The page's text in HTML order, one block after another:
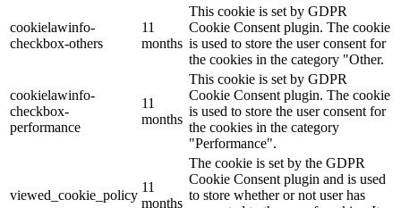
cookielawinfo-
checkbox-others
11
months
This cookie is set by GDPR
Cookie Consent plugin. The cookie
is used to store the user consent for
the cookies in the category "Other.
cookielawinfo-
checkbox-
performance
11
months
This cookie is set by GDPR
Cookie Consent plugin. The cookie
is used to store the user consent for
the cookies in the category
"Performance".
viewed_cookie_policy
11
months
The cookie is set by the GDPR
Cookie Consent plugin and is used
to store whether or not user has